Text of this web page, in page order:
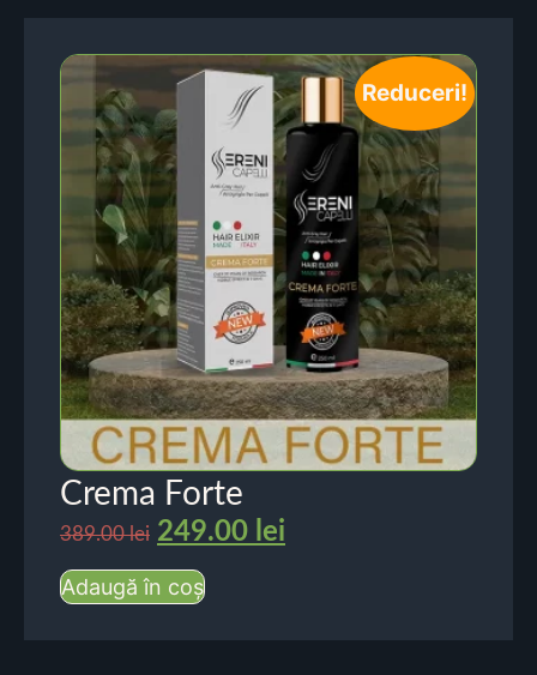
Reduceri!
Crema Forte
389.00lei 249.00 lei
Adaugă în coș